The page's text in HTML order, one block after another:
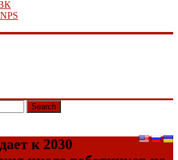
Search
к 2030